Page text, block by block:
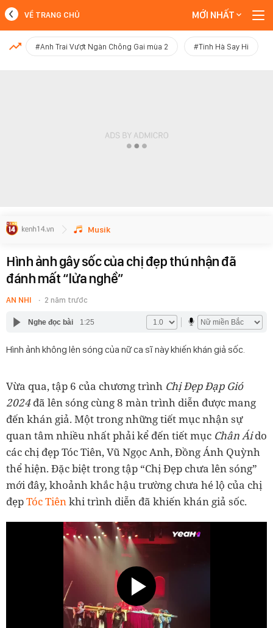
MỚI NHẤT
VỀ TRANG CHỦ MỚI NHẤT
#Anh Trai Vượt Ngàn Chông Gai mùa 2 #Tinh Hà Say Hi
Musik
Hình ảnh gây sốc của chị đẹp thú nhận đã
đánh mất “lửa nghề”
AN NHI 2 năm trước
Nghe đọc bài 1:25
Hình ảnh không lên sóng của nữ ca sĩ này khiến khán giả sốc.
Vừa qua, tập 6 của chương trình Chị Đẹp Đạp Gió
2024đã lên sóng cùng 8 màn trình diễn được mang
đến khán giả. Một trong những tiết mục nhận sự
quan tâm nhiều nhất phải kể đến tiết mục Chân Áido
các chị đẹp Tóc Tiên, Vũ Ngọc Anh, Đồng Ánh Quỳnh
thể hiện. Đặc biệt trong tập “Chị Đẹp chưa lên sóng”
mới đây, khoảnh khắc hậu trường chưa hé lộ của chị
đẹpTóc Tiênkhi trình diễn đã khiến khán giả sốc.